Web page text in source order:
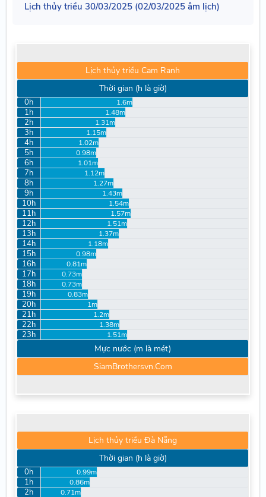
Lịch thủy triều 30/03/2025 (02/03/2025 âm lịch)
Lịch thủy triều Cam Ranh
Thời gian (h là giờ)
0h 1.6m
1h 1.48m
2h 1.31m
3h 1.15m
4h 1.02m
5h 0.98m
6h 1.01m
7h 1.12m
8h 1.27m
9h 1.43m
10h 1.54m
11h 1.57m
12h 1.51m
13h 1.37m
14h 1.18m
15h 0.98m
16h 0.81m
17h 0.73m
18h 0.73m
19h 0.83m
20h 1m
21h 1.2m
22h 1.38m
23h 1.51m
Mực nước (m là mét)
SiamBrothersvn.Com
Lịch thủy triều Đà Nẵng
Thời gian (h là giờ)
0h 0.99m
1h 0.86m
2h 0.71m